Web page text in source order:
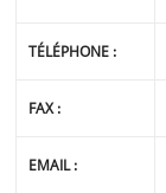
TÉLÉPHONE :
FAX :
EMAIL :